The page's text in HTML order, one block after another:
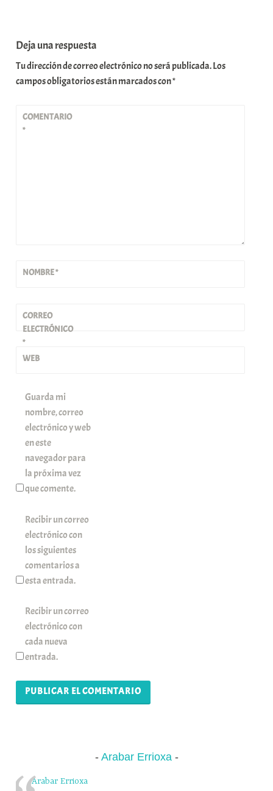
Deja una respuesta
Tu dirección de correo electrónico no será publicada.Los
campos obligatorios están marcados con*
COMENTARIO
*
NOMBRE*
CORREO
ELECTRÓNICO
*
WEB
Guarda mi
nombre, correo
electrónico y web
en este
navegador para
la próxima vez
que comente.
Recibir un correo
electrónico con
los siguientes
comentarios a
esta entrada.
Recibir un correo
electrónico con
cada nueva
entrada.
Arabar Errioxa
Arabar Errioxa